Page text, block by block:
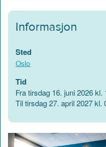
Informasjon
Sted
Oslo
Tid
Fra tirsdag 16. juni 2026 kl.
Til tirsdag 27. april 2027 kl.